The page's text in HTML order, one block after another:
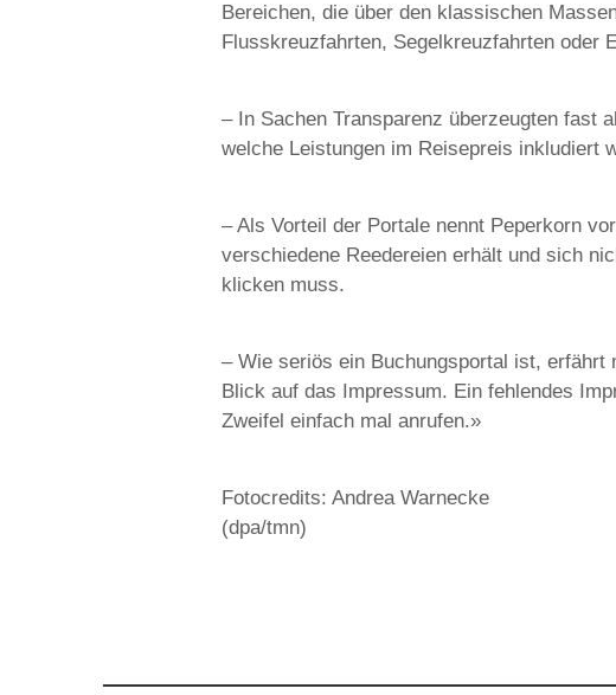
Bereichen, die über den klassischen
Flusskreuzfahrten, Segelkreuzfahrten oder
– In Sachen Transparenz überzeugten fast
welche Leistungen im Reisepreis inkludiert
– Als Vorteil der Portale nennt Peperkorn
verschiedene Reedereien erhält und sich
klicken muss.
– Wie seriös ein Buchungsportal ist, erfährt
Blick auf das Impressum. Ein fehlendes
Zweifel einfach mal anrufen.»
Fotocredits: Andrea Warnecke
(dpa/tmn)